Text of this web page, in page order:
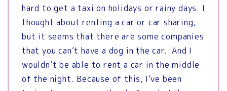
hard to get a taxi on holidays or rainy days. I
thought about renting a car or car sharing,
but it seems that there are some companies
that you can’t have a dog in the car. And I
wouldn’t be able to rent a car in the middle
of the night. Because of this, I’ve been